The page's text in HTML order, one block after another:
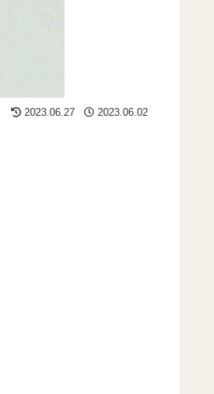
2023.06.27 2023.06.02